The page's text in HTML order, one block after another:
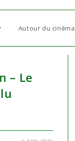
Autour du cinéma
– Le